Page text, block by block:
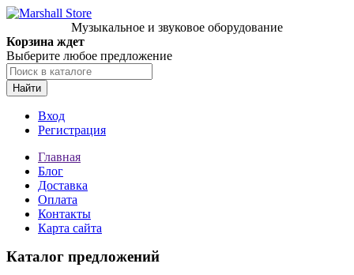
Музыкальное и звуковое оборудование
Корзина ждет
Выберите любое предложение
Найти
Вход
Регистрация
Главная
Блог
Доставка
Оплата
Контакты
Карта сайта
Каталог предложений